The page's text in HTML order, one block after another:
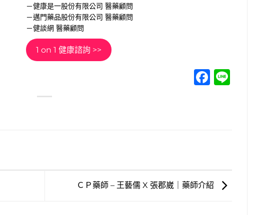
－健康是一股份有限公司 醫藥顧問
－邁門藥品股份有限公司 醫藥顧問
－健談網 醫藥顧問
1 on 1 健康諮詢 >>
Facebook
ＣＰ藥師 – 王藝儒 X 張郡崴｜藥師介紹